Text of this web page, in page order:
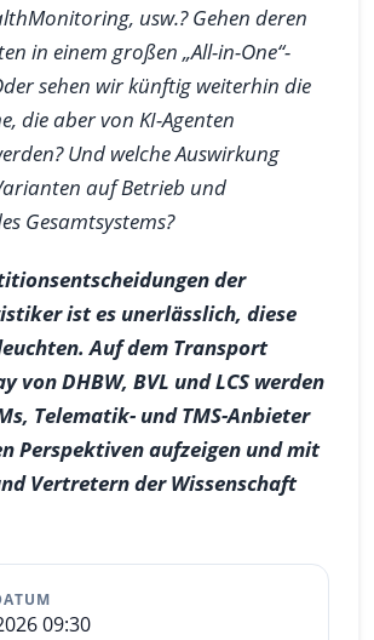
usw.? Gehen deren
in einem großen „All-in-One“-
sehen wir künftig weiterhin die
die aber von KI-Agenten
Und welche Auswirkung
auf Betrieb und
Gesamtsystems?
der
ist es unerlässlich, diese
Auf dem Transport
von DHBW, BVL und LCS werden
Telematik- und TMS-Anbieter
Perspektiven aufzeigen und mit
Vertretern der Wissenschaft
09:30